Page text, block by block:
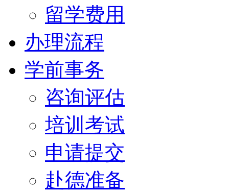
留学费用
办理流程
学前事务
咨询评估
培训考试
申请提交
赴德准备